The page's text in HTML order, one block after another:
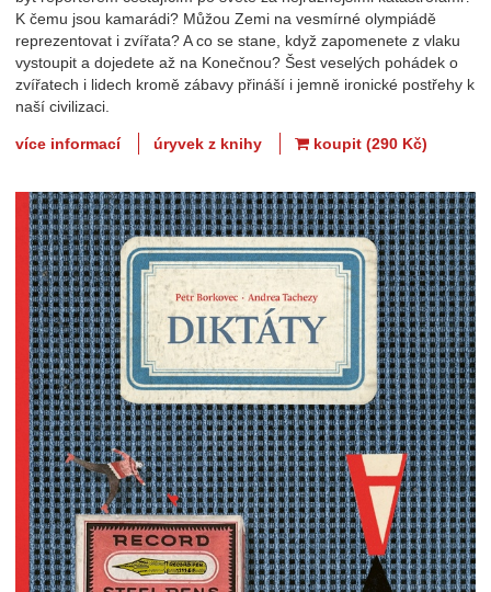
K čemu jsou kamarádi? Můžou Zemi na vesmírné olympiádě
reprezentovat i zvířata? A co se stane, když zapomenete z vlaku
vystoupit a dojedete až na Konečnou? Šest veselých pohádek o
zvířatech i lidech kromě zábavy přináší i jemně ironické postřehy k
naší civilizaci.
více informací úryvek z knihy koupit (290 Kč)